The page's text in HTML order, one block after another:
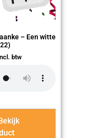
– Een witte
btw